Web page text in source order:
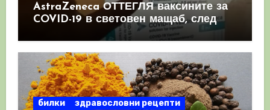
AstraZeneca ОТТЕГЛЯ ваксините за
COVID-19 в световен мащаб, след
като призна, че те причиняват
КРЪВНИ съсиреци
билки
здравословни рецепти